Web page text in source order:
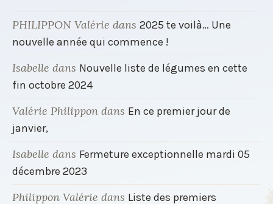
PHILIPPON Valérie dans 2025 te voilà… Une
nouvelle année qui commence !
Isabelle dans Nouvelle liste de légumes en cette
fin octobre 2024
Valérie Philippon dans En ce premier jour de
janvier,
Isabelle dans Fermeture exceptionnelle mardi 05
décembre 2023
Philippon Valérie dans Liste des premiers